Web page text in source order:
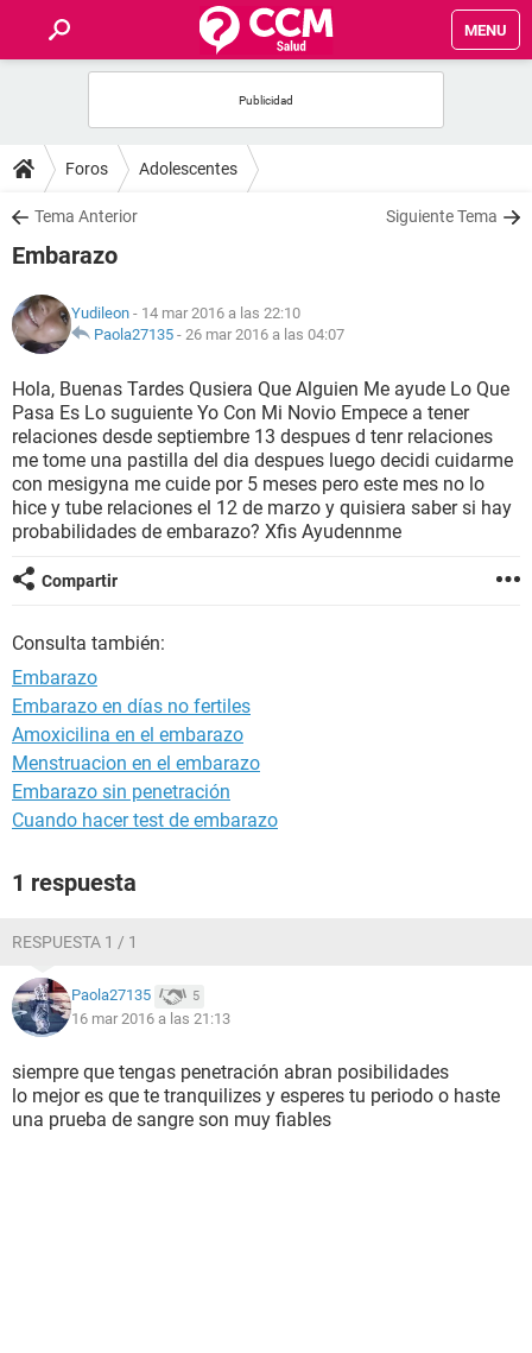
MENU
FOROS
SALUD
NUTRICIÓN
BIENESTAR
SEXUALIDAD
GLOSARIO
Foros Adolescentes
Tema Anterior Siguiente Tema
Embarazo
Yudileon - 14 mar 2016 a las 22:10
Paola27135 - 26 mar 2016 a las 04:07
Hola, Buenas Tardes Qusiera Que Alguien Me ayude Lo Que
Pasa Es Lo suguiente Yo Con Mi Novio Empece a tener
relaciones desde septiembre 13 despues d tenr relaciones
me tome una pastilla del dia despues luego decidi cuidarme
con mesigyna me cuide por 5 meses pero este mes no lo
hice y tube relaciones el 12 de marzo y quisiera saber si hay
probabilidades de embarazo? Xfis Ayudennme
Compartir
Consulta también:
Embarazo
Embarazo en días no fertiles
Amoxicilina en el embarazo
Menstruacion en el embarazo
Embarazo sin penetración
Cuando hacer test de embarazo
1 respuesta
RESPUESTA 1 / 1
Paola27135 5
16 mar 2016 a las 21:13
siempre que tengas penetración abran posibilidades
lo mejor es que te tranquilizes y esperes tu periodo o haste
una prueba de sangre son muy fiables